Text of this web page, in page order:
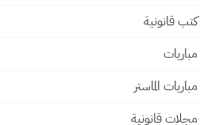
كتب قانونية
مباريات
مباريات الماستر
مجلات قانونية